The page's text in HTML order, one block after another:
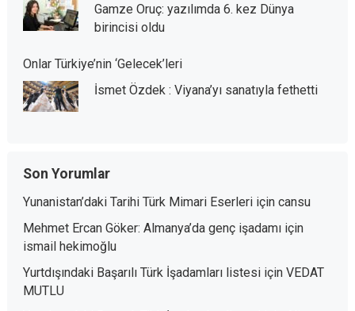
Gamze Oruç: yazılımda 6. kez Dünya
birincisi oldu
Onlar Türkiye’nin ‘Gelecek’leri
İsmet Özdek : Viyana’yı sanatıyla fethetti
Son Yorumlar
Yunanistan’daki Tarihi Türk Mimari Eserleriiçin cansu
Mehmet Ercan Göker: Almanya’da genç işadamıiçin
ismail hekimoğlu
Yurtdışındaki Başarılı Türk İşadamları listesiiçin VEDAT
MUTLU